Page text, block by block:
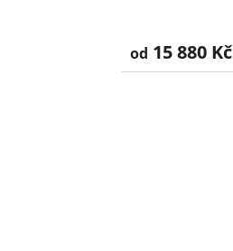
od 15 880 Kč